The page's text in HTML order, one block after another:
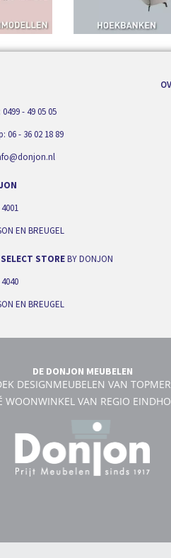
- 49 05 05
06 - 36 02 18 89
EN BREUGEL
STOREBY DONJON
EN BREUGEL
DE DONJON MEUBELEN
DESIGNMEUBELEN VAN
WOONWINKEL VAN REGIO